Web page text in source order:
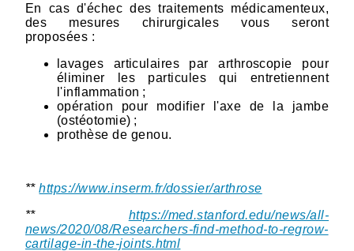
En cas d'échec des traitements médicamenteux,
des mesures chirurgicales vous seront
proposées :
lavages articulaires par arthroscopie pour
éliminer les particules qui entretiennent
l'inflammation ;
opération pour modifier l'axe de la jambe
(ostéotomie) ;
prothèse de genou.
**https://www.inserm.fr/dossier/arthrose
** https://med.stanford.edu/news/all-
news/2020/08/Researchers-find-method-to-regrow-
cartilage-in-the-joints.html